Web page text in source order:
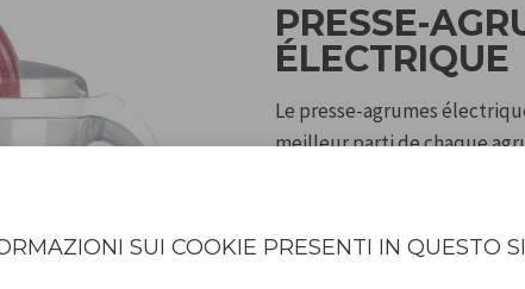
PRESSE-
ÉLECTRIQUE
Le presse-agrumes
meilleur parti de chaque
Grâce à ses deux cônes
oranges et aux
Le double sens de rotation
tandis que la grille intégrée
SUI COOKIE PRESENTI IN QUESTO